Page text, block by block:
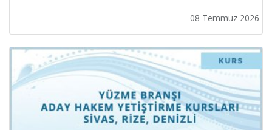
08 Temmuz 2026